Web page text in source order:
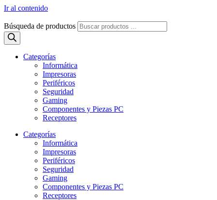
Ir al contenido
Búsqueda de productos
Categorías
Informática
Impresoras
Periféricos
Seguridad
Gaming
Componentes y Piezas PC
Receptores
Categorías
Informática
Impresoras
Periféricos
Seguridad
Gaming
Componentes y Piezas PC
Receptores